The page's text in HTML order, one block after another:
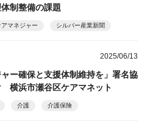
制整備の課題
アマネジャー シルバー産業新聞
2025/06/13
ャー確保と支援体制維持を」署名協
横浜市瀬谷区ケアマネット
介護 介護保険